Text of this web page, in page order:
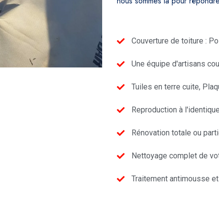
Couverture de toiture :
Une équipe d'artisans
Tuiles en terre cuite,
Reproduction à
Rénovation totale ou
Nettoyage complet de
Traitement antimousse